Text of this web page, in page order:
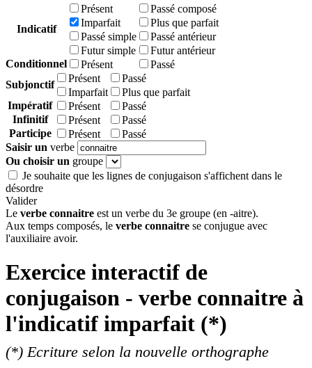
Indicatif
Présent
Passé composé
Imparfait
Plus que parfait
Passé simple
Passé antérieur
Futur simple
Futur antérieur
Conditionnel
Présent
Passé
Subjonctif
Présent
Passé
Imparfait
Plus que parfait
Impératif
Présent
Passé
Infinitif
Présent
Passé
Participe
Présent
Passé
Saisir un verbe
Ou choisir un groupe
Je souhaite que les lignes de conjugaison s'affichent dans le
désordre
Valider
Le verbe connaitre est un verbe du 3e groupe (en -aitre).
Aux temps composés, le verbe connaitre se conjugue avec
l'auxiliaire avoir.
Exercice interactif de
conjugaison - verbe connaitre à
l'indicatif imparfait (*)
(*) Ecriture selon la nouvelle orthographe